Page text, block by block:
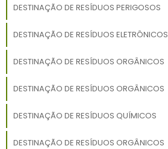
DESTINAÇÃO DE RESÍDUOS PERIGOSOS
DESTINAÇÃO DE RESÍDUOS ELETRÔNICOS
DESTINAÇÃO DE RESÍDUOS ORGÂNICOS
DESTINAÇÃO DE RESÍDUOS ORGÂNICOS
DESTINAÇÃO DE RESÍDUOS QUÍMICOS
DESTINAÇÃO DE RESÍDUOS ORGÂNICOS